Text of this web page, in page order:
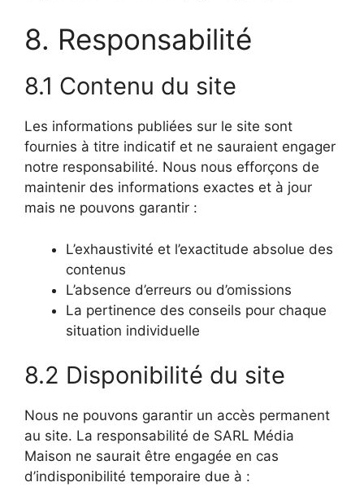
8. Responsabilité
8.1 Contenu du site
Les informations publiées sur le site sont
fournies à titre indicatif et ne sauraient engager
notre responsabilité. Nous nous efforçons de
maintenir des informations exactes et à jour
mais ne pouvons garantir :
L’exhaustivité et l’exactitude absolue des
contenus
L’absence d’erreurs ou d’omissions
La pertinence des conseils pour chaque
situation individuelle
8.2 Disponibilité du site
Nous ne pouvons garantir un accès permanent
au site. La responsabilité de SARL Média
Maison ne saurait être engagée en cas
d’indisponibilité temporaire due à :